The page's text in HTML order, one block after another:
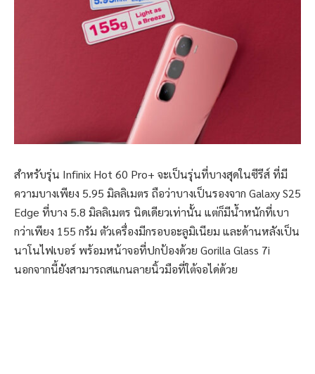
สำหรับรุ่น Infinix Hot 60 Pro+ จะเป็นรุ่นที่บางสุดในซีรีส์ ที่มี
ความบางเพียง 5.95 มิลลิเมตร ถือว่าบางเป็นรองจาก Galaxy S25
Edge ที่บาง 5.8 มิลลิเมตร นิดเดียวเท่านั้น แต่ก็มีน้ำหนักที่เบา
กว่าเพียง 155 กรัม ตัวเครื่องมีกรอบอะลูมิเนียม และด้านหลังเป็น
นาโนไฟเบอร์ พร้อมหน้าจอที่ปกป้องด้วย Gorilla Glass 7i
นอกจากนี้ยังสามารถสแกนลายนิ้วมือที่ใต้จอได่ด้วย